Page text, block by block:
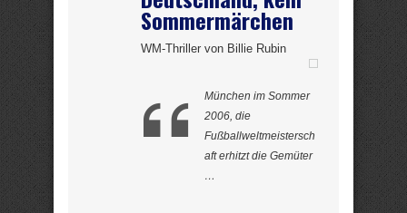
Sommermärchen
WM-Thriller von Billie Rubin
München im Sommer
2006, die
Fußballweltmeistersch
aft erhitzt die Gemüter
…